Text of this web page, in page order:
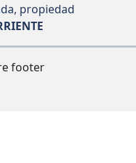
propiedad